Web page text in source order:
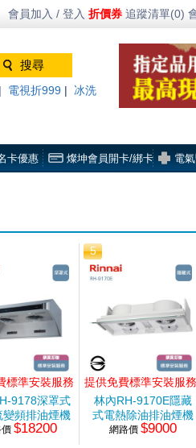
會員加入 / 登入 折價券 追蹤清單(0)
電視折999
冰洗
卡優惠 燦坤會員開卡/綁卡 電
標準安裝服務
9178深罩式
變頻排油煙機
90cm
價$18200
5
提供免費標準安裝服務
林內RH-9170E隱藏
式電熱除油排油煙機
90cm
網路價 $9000